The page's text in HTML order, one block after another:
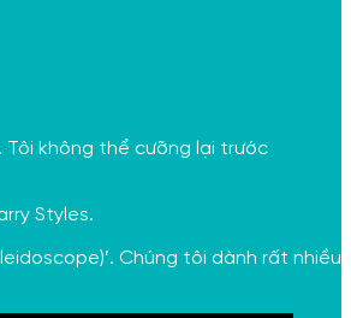
Tôi không thể cưỡng lại trước
Styles.
Chúng tôi dành rất nhiều